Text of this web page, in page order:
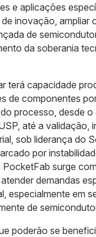
e aplicações
inovação, ampliar
de
da soberania
terá capacidade
de componentes
processo, desde o
até a validação,
sob liderança do
por
PocketFab surge
demandas
especialmente em
de
poderão se